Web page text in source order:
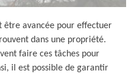
être avancée pour effectuer
dans une propriété.
faire ces tâches pour
il est possible de garantir